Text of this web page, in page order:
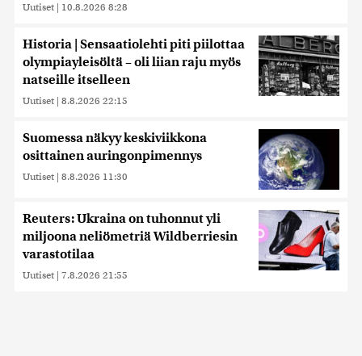
Uutiset | 10.8.2026 8:28
Historia | Sensaatiolehti piti piilottaa
olympiayleisöltä – oli liian raju myös
natseille itselleen
Uutiset | 8.8.2026 22:15
Suomessa näkyy keskiviikkona
osittainen auringonpimennys
Uutiset | 8.8.2026 11:30
Reuters: Ukraina on tuhonnut yli
miljoona neliömetriä Wildberriesin
varastotilaa
Uutiset | 7.8.2026 21:55